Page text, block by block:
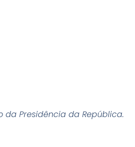
da Presidência da República.